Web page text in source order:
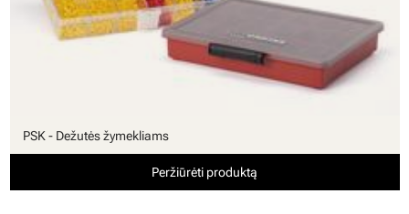
PSK - Dežutės žymekliams
Peržiūrėti produktą